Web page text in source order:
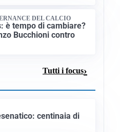
DEL CALCIO
è tempo di cambiare?
Bucchioni contro
Tutti i focus